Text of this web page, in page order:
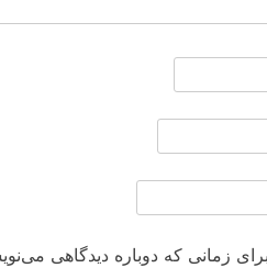
زمانی که دوباره دیدگاهی